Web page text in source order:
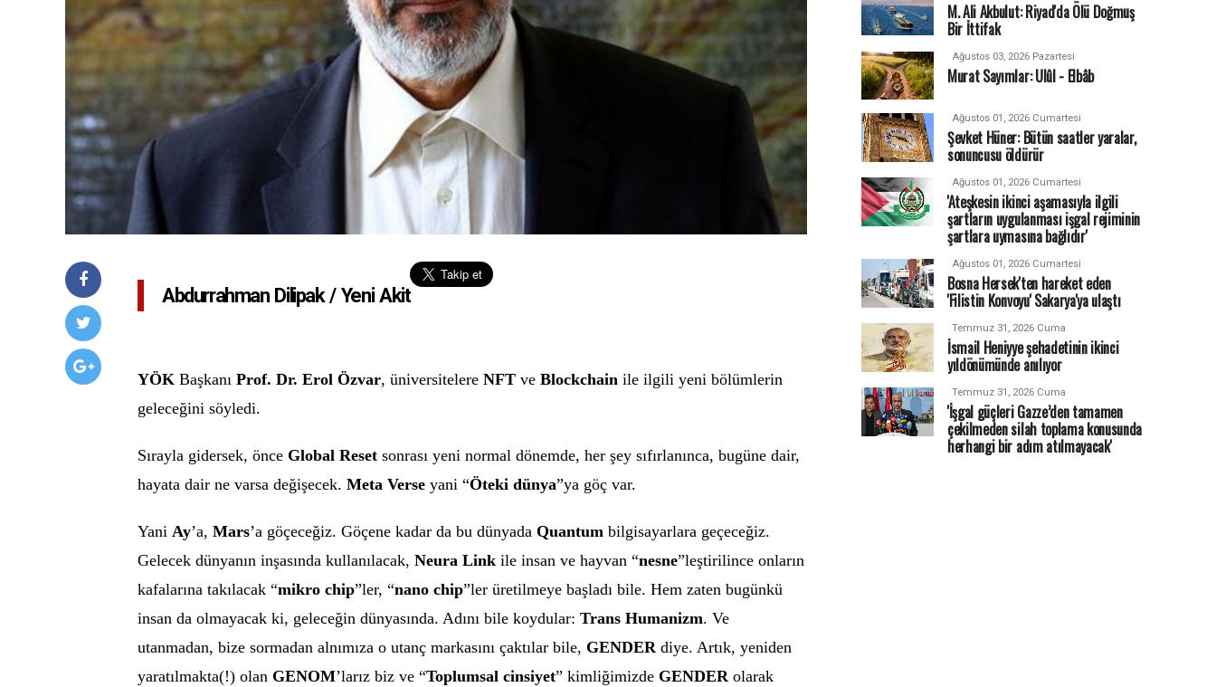
Abdurrahman Dilipak / Yeni Akit
YÖK Başkanı Prof. Dr. Erol Özvar, üniversitelere NFT ve Blockchain ile ilgili yeni bölümlerin
geleceğini söyledi.
Sırayla gidersek, önce Global Reset sonrası yeni normal dönemde, her şey sıfırlanınca, bugüne dair,
hayata dair ne varsa değişecek. Meta Verse yani “Öteki dünya”ya göç var.
Yani Ay’a, Mars’a göçeceğiz. Göçene kadar da bu dünyada Quantum bilgisayarlara geçeceğiz.
Gelecek dünyanın inşasında kullanılacak, Neura Link ile insan ve hayvan “nesne”leştirilince onların
kafalarına takılacak “mikro chip”ler, “nano chip”ler üretilmeye başladı bile. Hem zaten bugünkü
insan da olmayacak ki, geleceğin dünyasında. Adını bile koydular: Trans Humanizm. Ve
utanmadan, bize sormadan alnımıza o utanç markasını çaktılar bile, GENDERdiye. Artık, yeniden
yaratılmakta(!) olan GENOM’larız biz ve “Toplumsal cinsiyet” kimliğimizde GENDER olarak
M. Ali Akbulut: Riyad'da Ölü Doğmuş
Bir İttifak
Ağustos 03, 2026 Pazartesi
Murat Sayımlar: Ulûl - Elbâb
Ağustos 01, 2026 Cumartesi
Şevket Hüner: Bütün saatler yaralar,
sonuncusu öldürür
Ağustos 01, 2026 Cumartesi
'Ateşkesin ikinci aşamasıyla ilgili
şartların uygulanması işgal rejiminin
şartlara uymasına bağlıdır'
Ağustos 01, 2026 Cumartesi
Bosna Hersek'ten hareket eden
'Filistin Konvoyu' Sakarya'ya ulaştı
Temmuz 31, 2026 Cuma
İsmail Heniyye şehadetinin ikinci
yıldönümünde anılıyor
Temmuz 31, 2026 Cuma
'İşgal güçleri Gazze’den tamamen
çekilmeden silah toplama konusunda
herhangi bir adım atılmayacak'